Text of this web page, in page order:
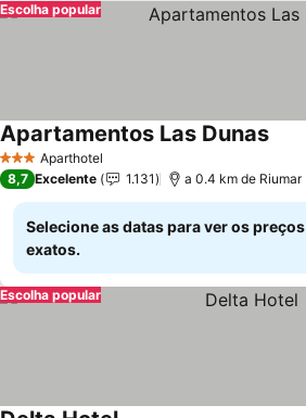
Escolha popular
3 EstrelasAparthotel
Apartamentos Las Dunas
8,7 Excelente 1.131 a 0.4 km de Riumar
Selecione as datas para ver os preços
exatos.
Escolha popular